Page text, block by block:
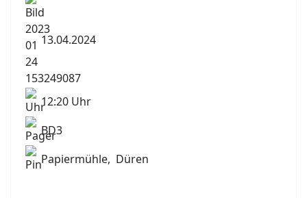
13.04.2024
12:20 Uhr
BD3
Papiermühle, Düren